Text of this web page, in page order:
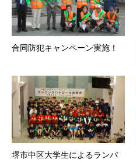
合同防犯キャンペーン実施！
堺市中区大学生によるランパ